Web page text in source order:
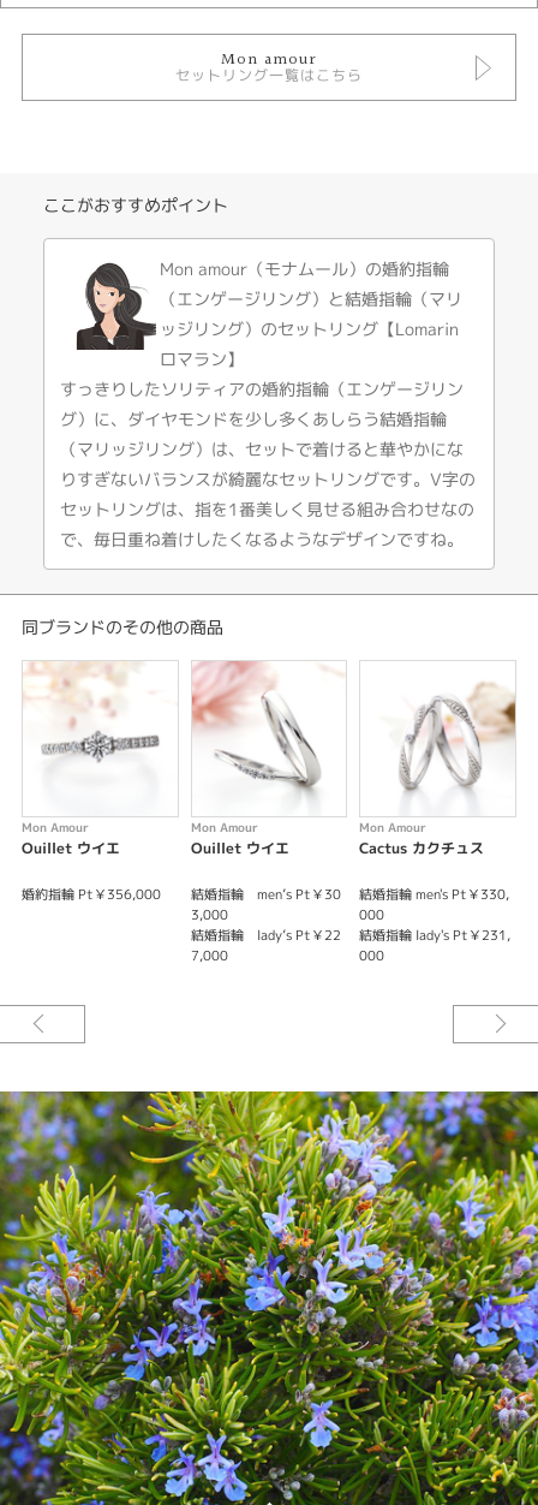
性別
セットリング シンプル
Lomarin ロマラン
はぐくまれる愛は永遠に
飾らないシンプルなV字ラインがダイヤモンドをより強く輝かせます。すっ
きりとしたデザインが、凛とたたずむローズマリーのよう。
※センターダイヤモンドの価格は含まれません。
※センターダイヤモンドは10万円～となります。
Mon amour
セットリング一覧はこちら
ここがおすすめポイント
Mon amour（モナムール）の婚約指輪
（エンゲージリング）と結婚指輪（マリ
ッジリング）のセットリング【Lomarin
ロマラン】
すっきりしたソリティアの婚約指輪（エンゲージリン
グ）に、ダイヤモンドを少し多くあしらう結婚指輪
（マリッジリング）は、セットで着けると華やかにな
りすぎないバランスが綺麗なセットリングです。V字の
セットリングは、指を1番美しく見せる組み合わせなの
で、毎日重ね着けしたくなるようなデザインですね。
同ブランドのその他の商品
Mon Amour
Ouillet ウイエ
婚約指輪 Pt￥356,000
Mon Amour
Ouillet ウイエ
結婚指輪 men’s Pt￥30
3,000
結婚指輪 lady’s Pt￥22
7,000
Mon Amour
Cactus カクチュス
結婚指輪 men's Pt￥330,
000
結婚指輪 lady's Pt￥231,
000